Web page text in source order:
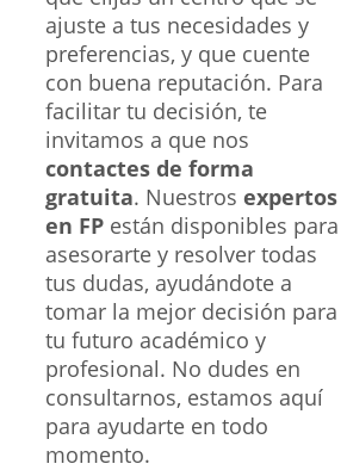
ajuste a tus necesidades y
preferencias, y que cuente
con buena reputación. Para
facilitar tu decisión, te
invitamos a que nos
contactes de forma
gratuita. Nuestros expertos
en FP están disponibles para
asesorarte y resolver todas
tus dudas, ayudándote a
tomar la mejor decisión para
tu futuro académico y
profesional. No dudes en
consultarnos, estamos aquí
para ayudarte en todo
momento.